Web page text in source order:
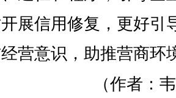
展信用修复，更好引
营意识，助推营商环
（作者：